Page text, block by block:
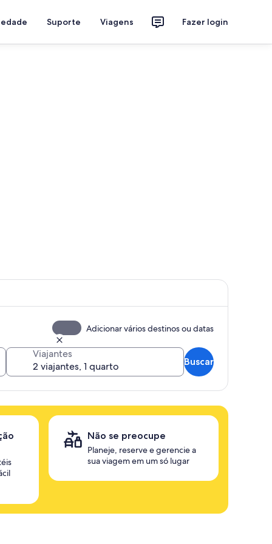
Suporte Viagens Fazer login
Adicionar vários destinos ou datas
Viajantes
Buscar
Não se preocupe
Planeje, reserve e gerencie a
sua viagem em um só lugar